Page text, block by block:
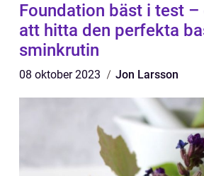
Foundation bäst i test –
att hitta den perfekta
sminkrutin
08 oktober 2023 Jon Larsson